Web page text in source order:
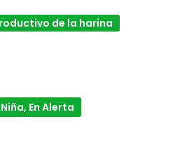
de la harina
En Alerta